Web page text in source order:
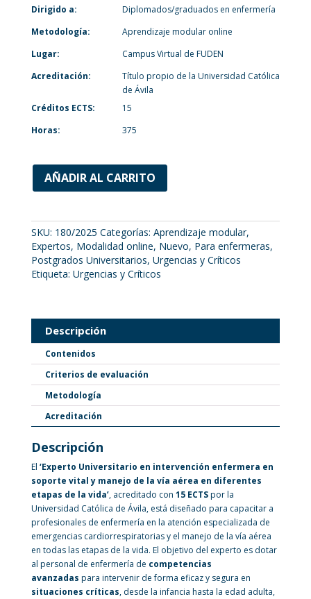
Dirigido a:
Diplomados/graduados en enfermería
Metodología:
Aprendizaje modular online
Lugar:
Campus Virtual de FUDEN
Acreditación:
Título propio de la Universidad Católica
de Ávila
Créditos ECTS:
15
Horas:
375
AÑADIR AL CARRITO
SKU: 180/2025 Categorías: Aprendizaje modular,
Expertos, Modalidad online, Nuevo, Para enfermeras,
Postgrados Universitarios, Urgencias y Críticos
Etiqueta: Urgencias y Críticos
Descripción
Contenidos
Criterios de evaluación
Metodología
Acreditación
Descripción
El ‘Experto Universitario en intervención enfermera en
soporte vital y manejo de la vía aérea en diferentes
etapas de la vida’, acreditado con 15 ECTSpor la
Universidad Católica de Ávila, está diseñado para capacitar a
profesionales de enfermería en la atención especializada de
emergencias cardiorrespiratorias y el manejo de la vía aérea
en todas las etapas de la vida. El objetivo del experto es dotar
al personal de enfermería de competencias
avanzadas para intervenir de forma eficaz y segura en
situaciones críticas, desde la infancia hasta la edad adulta,